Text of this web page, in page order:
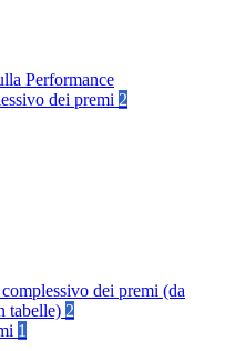
Performance
dei premi 2
dei premi (da
tabelle) 2
1